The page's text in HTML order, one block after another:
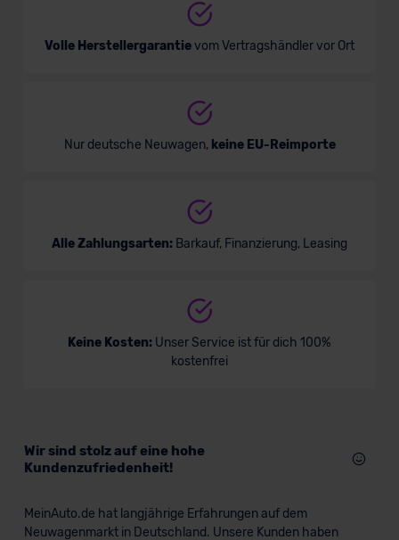
Volle Herstellergarantievom Vertragshändler vor Ort
Nur deutsche Neuwagen, keine EU-Reimporte
Alle Zahlungsarten: Barkauf, Finanzierung, Leasing
Keine Kosten: Unser Service ist für dich 100%
kostenfrei
Wir sind stolz auf eine hohe
Kundenzufriedenheit!
MeinAuto.de hat langjährige Erfahrungen auf dem
Neuwagenmarkt in Deutschland. Unsere Kunden haben